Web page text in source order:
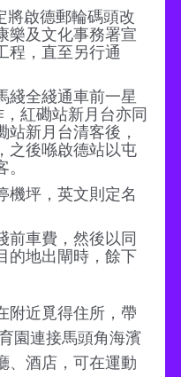
將啟德郵輪碼頭改
樂及文化事務署宣
程，直至另行通
綫全綫通車前一星
紅磡站新月台亦同
站新月台清客後，
之後喺啟德站以屯
機坪，英文則定名
前車費，然後以同
的地出閘時，餘下
附近覓得住所，帶
園連接馬頭角海濱
、酒店，可在運動